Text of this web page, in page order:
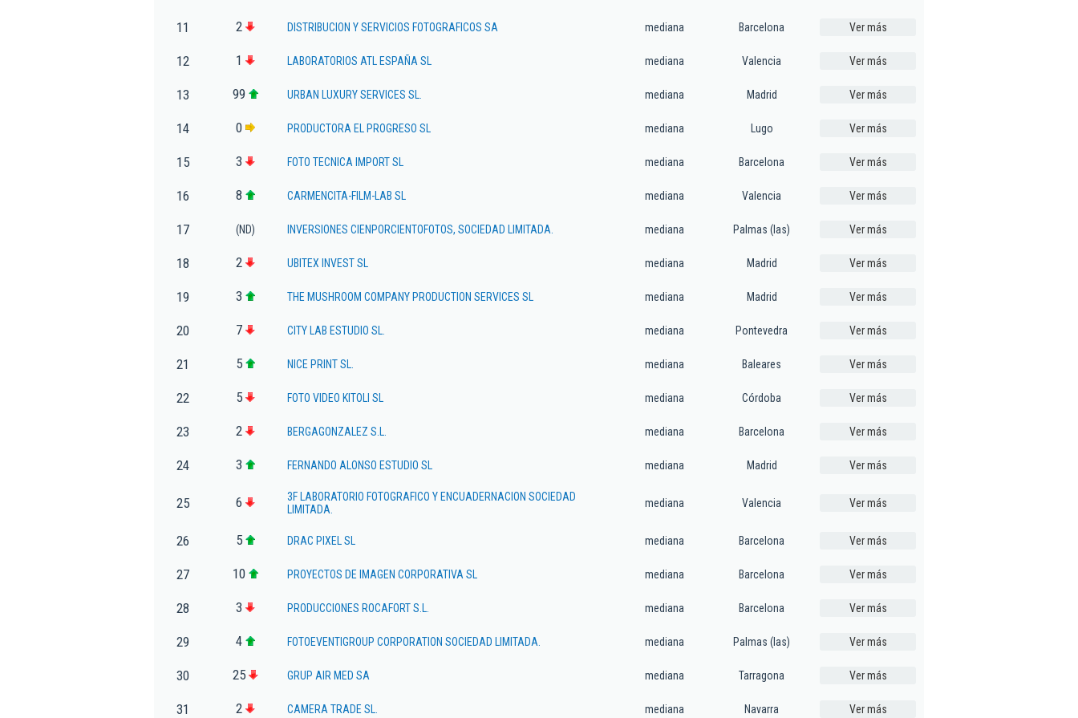
11 2 DISTRIBUCION Y SERVICIOS FOTOGRAFICOS SA mediana Barcelona Ver más
12 1 LABORATORIOS ATL ESPAÑA SL mediana Valencia Ver más
13 99 URBAN LUXURY SERVICES SL. mediana Madrid Ver más
14 0 PRODUCTORA EL PROGRESO SL mediana Lugo Ver más
15 3 FOTO TECNICA IMPORT SL mediana Barcelona Ver más
16 8 CARMENCITA-FILM-LAB SL mediana Valencia Ver más
17 (ND) INVERSIONES CIENPORCIENTOFOTOS, SOCIEDAD LIMITADA. mediana Palmas (las) Ver más
18 2 UBITEX INVEST SL mediana Madrid Ver más
19 3 THE MUSHROOM COMPANY PRODUCTION SERVICES SL mediana Madrid Ver más
20 7 CITY LAB ESTUDIO SL. mediana Pontevedra Ver más
21 5 NICE PRINT SL. mediana Baleares Ver más
22 5 FOTO VIDEO KITOLI SL mediana Córdoba Ver más
23 2 BERGAGONZALEZ S.L. mediana Barcelona Ver más
24 3 FERNANDO ALONSO ESTUDIO SL mediana Madrid Ver más
25 6
3F LABORATORIO FOTOGRAFICO Y ENCUADERNACION SOCIEDAD
LIMITADA.
mediana Valencia Ver más
26 5 DRAC PIXEL SL mediana Barcelona Ver más
27 10 PROYECTOS DE IMAGEN CORPORATIVA SL mediana Barcelona Ver más
28 3 PRODUCCIONES ROCAFORT S.L. mediana Barcelona Ver más
29 4 FOTOEVENTIGROUP CORPORATION SOCIEDAD LIMITADA. mediana Palmas (las) Ver más
30 25 GRUP AIR MED SA mediana Tarragona Ver más
31 2 CAMERA TRADE SL. mediana Navarra Ver más